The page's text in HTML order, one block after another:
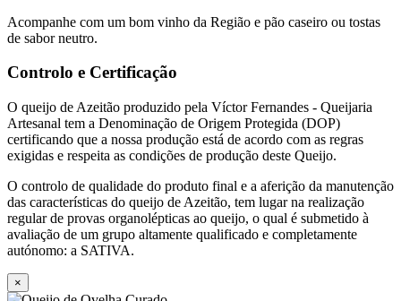
Acompanhe com um bom vinho da Região e pão caseiro ou tostas
de sabor neutro.
Controlo e Certificação
O queijo de Azeitão produzido pela Víctor Fernandes - Queijaria
Artesanal tem a Denominação de Origem Protegida (DOP)
certificando que a nossa produção está de acordo com as regras
exigidas e respeita as condições de produção deste Queijo.
O controlo de qualidade do produto final e a aferição da manutenção
das características do queijo de Azeitão, tem lugar na realização
regular de provas organolépticas ao queijo, o qual é submetido à
avaliação de um grupo altamente qualificado e completamente
autónomo: a SATIVA.
×